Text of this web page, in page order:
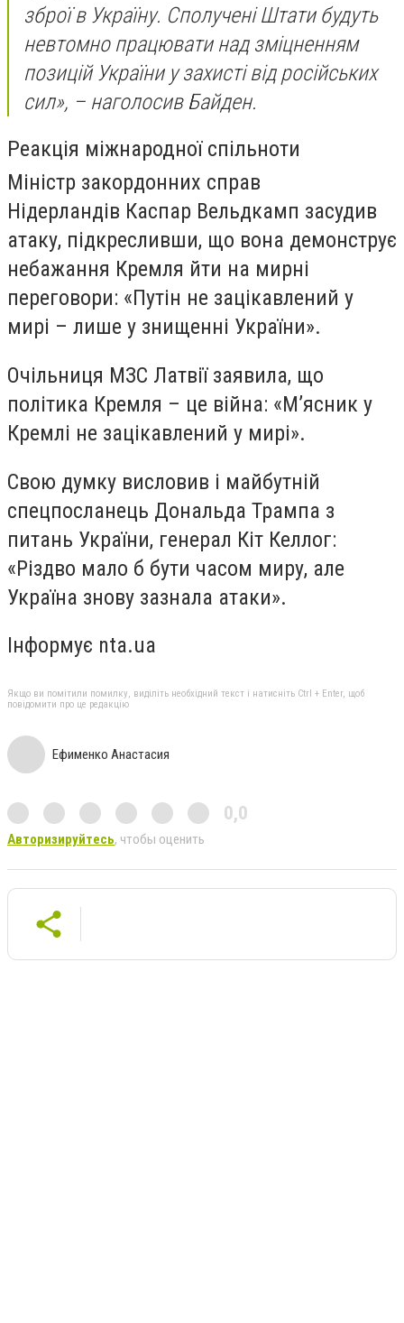
зброї в Україну. Сполучені Штати будуть
невтомно працювати над зміцненням
позицій України у захисті від російських
сил», – наголосив Байден.
Реакція міжнародної спільноти
Міністр закордонних справ
Нідерландів Каспар Вельдкамп засудив
атаку, підкресливши, що вона демонструє
небажання Кремля йти на мирні
переговори: «Путін не зацікавлений у
мирі – лише у знищенні України».
Очільниця МЗС Латвії заявила, що
політика Кремля – це війна: «М’ясник у
Кремлі не зацікавлений у мирі».
Свою думку висловив і майбутній
спецпосланець Дональда Трампа з
питань України, генерал Кіт Келлог:
«Різдво мало б бути часом миру, але
Україна знову зазнала атаки».
Інформує nta.ua
Якщо ви помітили помилку, виділіть необхідний текст і натисніть Ctrl + Enter, щоб
повідомити про це редакцію
Ефименко Анастасия
0,0
Авторизируйтесь, чтобы оценить